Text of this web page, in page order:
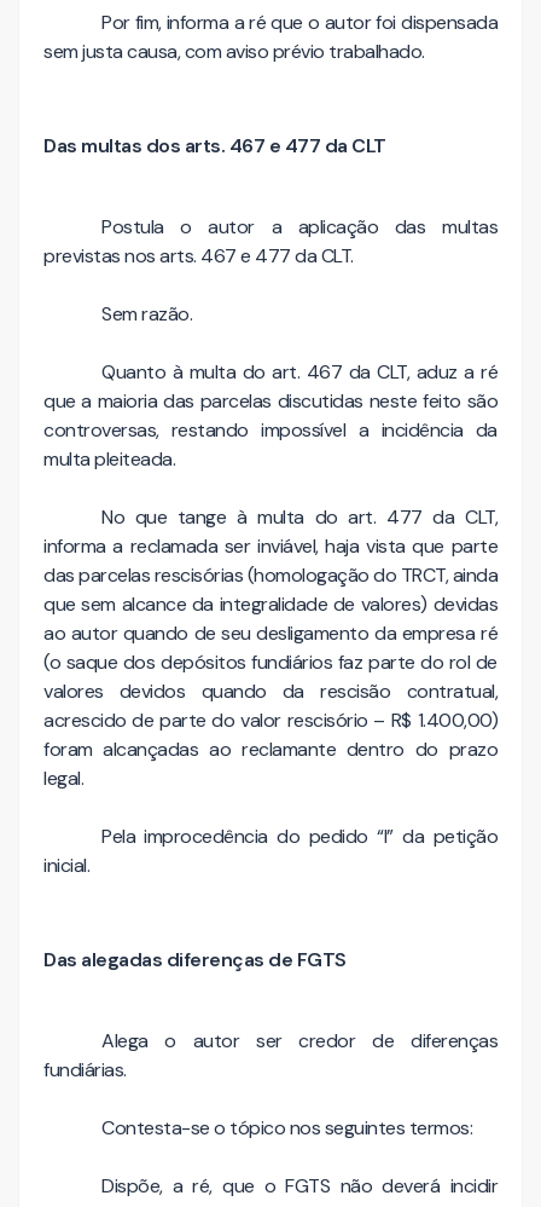
Por fim, informa a ré que o autor foi dispensada
sem justa causa, com aviso prévio trabalhado.
Das multas dos arts. 467 e 477 da CLT
Postula o autor a aplicação das multas
previstas nos arts. 467 e 477 da CLT.
Sem razão.
Quanto à multa do art. 467 da CLT, aduz a ré
que a maioria das parcelas discutidas neste feito são
controversas, restando impossível a incidência da
multa pleiteada.
No que tange à multa do art. 477 da CLT,
informa a reclamada ser inviável, haja vista que parte
das parcelas rescisórias (homologação do TRCT, ainda
que sem alcance da integralidade de valores) devidas
ao autor quando de seu desligamento da empresa ré
(o saque dos depósitos fundiários faz parte do rol de
valores devidos quando da rescisão contratual,
acrescido de parte do valor rescisório – R$ 1.400,00)
foram alcançadas ao reclamante dentro do prazo
legal.
Pela improcedência do pedido “l” da petição
inicial.
Das alegadas diferenças de FGTS
Alega o autor ser credor de diferenças
fundiárias.
Contesta-se o tópico nos seguintes termos:
Dispõe, a ré, que o FGTS não deverá incidir